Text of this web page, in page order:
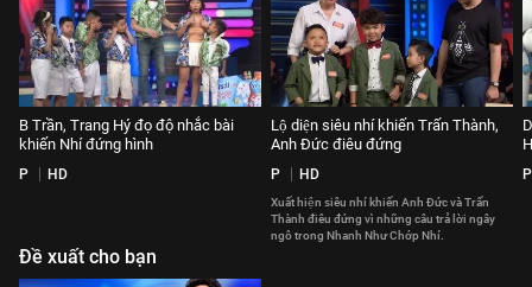
B Trần, Trang Hý đọ độ nhắc bài
khiến Nhí đứng hình
P HD
Lộ diện siêu nhí khiến Trấn Thành,
Anh Đức điêu đứng
P HD
Xuất hiện siêu nhí khiến Anh Đức và Trấn
Thành điêu đứng vì những câu trả lời ngây
ngô trong Nhanh Như Chớp Nhí.
P
Đề xuất cho bạn